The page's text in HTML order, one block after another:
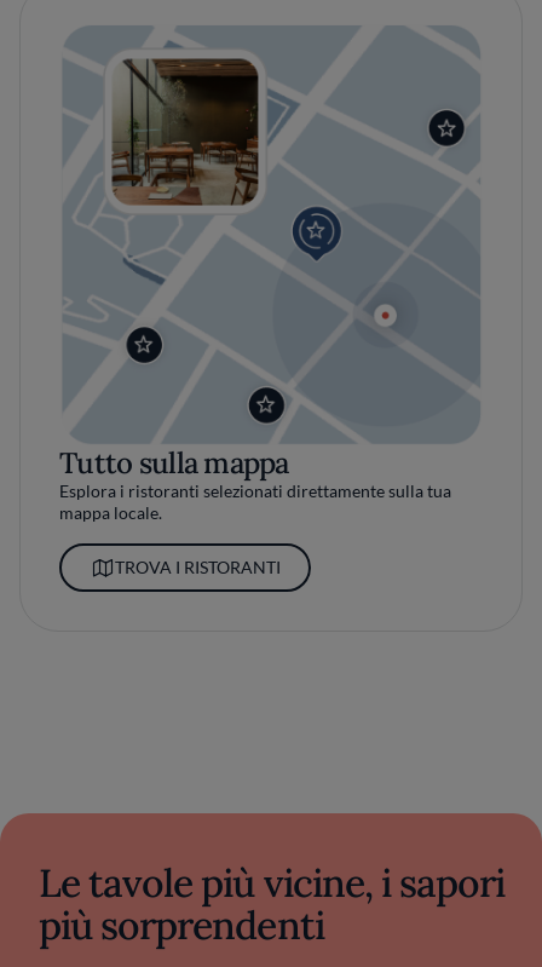
Tutto sulla mappa
Esplora i ristoranti selezionati direttamente sulla tua
mappa locale.
TROVA I RISTORANTI
Le tavole più vicine, i sapori
più sorprendenti